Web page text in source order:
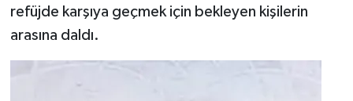
refüjde karşıya geçmek için bekleyen kişilerin
arasına daldı.